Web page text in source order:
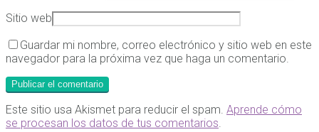
Sitio web
Guardar mi nombre, correo electrónico y sitio web en este
navegador para la próxima vez que haga un comentario.
Este sitio usa Akismet para reducir el spam. Aprende cómo
se procesan los datos de tus comentarios